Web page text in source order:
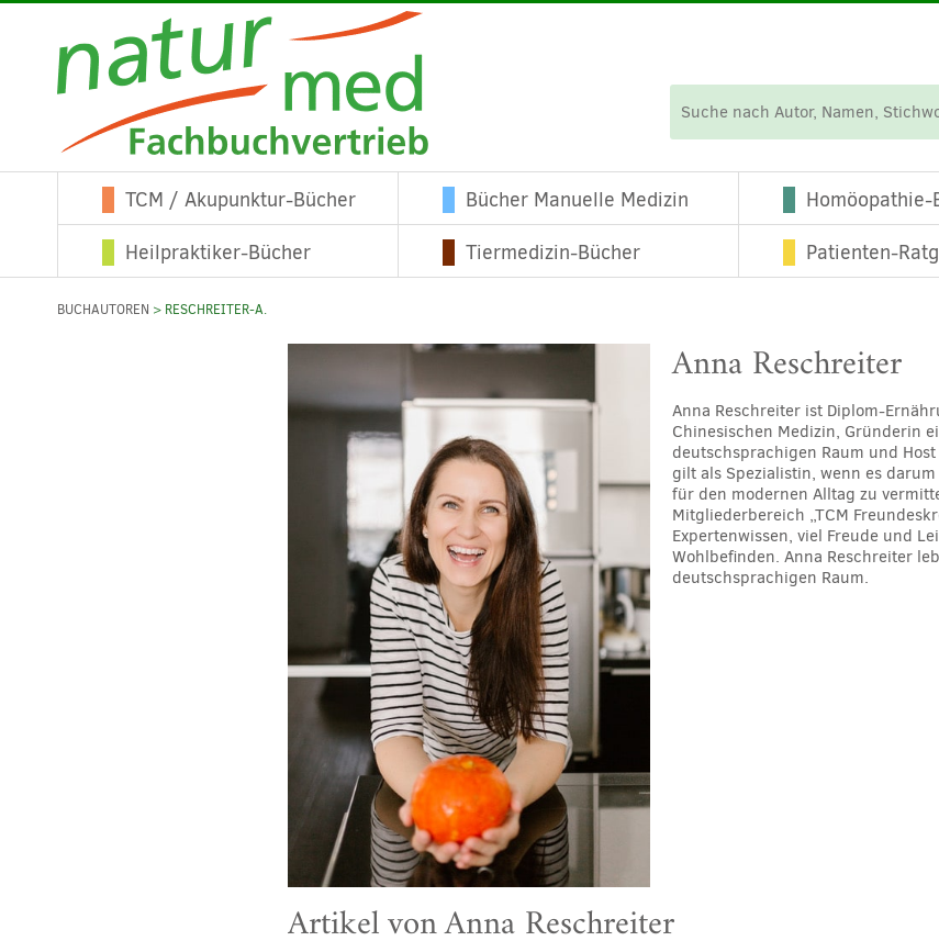
TCM / Akupunktur-Bücher Bücher Manuelle Medizin Homöopathie-
Heilpraktiker-Bücher
Tiermedizin-Bücher Patienten-
BUCHAUTOREN > RESCHREITER-A.
Anna Reschreiter
Anna Reschreiter ist Diplom-
Chinesischen Medizin, Gründerin
deutschsprachigen Raum und
gilt als Spezialistin, wenn es
für den modernen Alltag zu
Mitgliederbereich „TCM
Expertenwissen, viel Freude und
Wohlbefinden. Anna Reschreiter
deutschsprachigen Raum.
Artikel von Anna Reschreiter